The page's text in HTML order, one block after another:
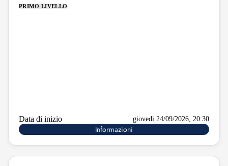
PRIMO LIVELLO
Data di inizio giovedi 24/09/2026, 20:30
Informazioni